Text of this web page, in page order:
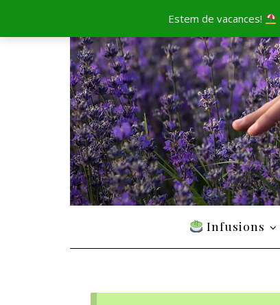
Infusions
Estem de vacances!